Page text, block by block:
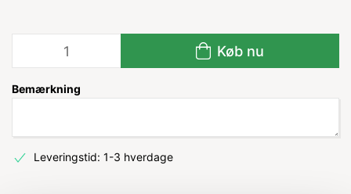
Køb nu
Bemærkning
Leveringstid: 1-3 hverdage